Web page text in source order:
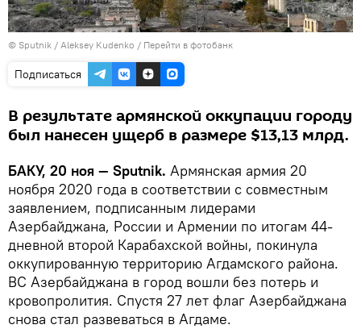
© Sputnik / Aleksey Kudenko / Перейти в фотобанк
Подписаться
В результате армянской оккупации городу
был нанесен ущерб в размере $13,13 млрд.
БАКУ, 20 ноя — Sputnik. Армянская армия 20
ноября 2020 года в соответствии с совместным
заявлением, подписанным лидерами
Азербайджана, России и Армении по итогам 44-
дневной второй Карабахской войны, покинула
оккупированную территорию Агдамского района.
ВС Азербайджана в город вошли без потерь и
кровопролития. Спустя 27 лет флаг Азербайджана
снова стал развеваться в Агдаме.